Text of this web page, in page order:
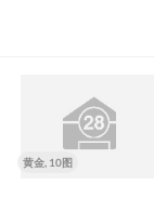
黄金, 10图